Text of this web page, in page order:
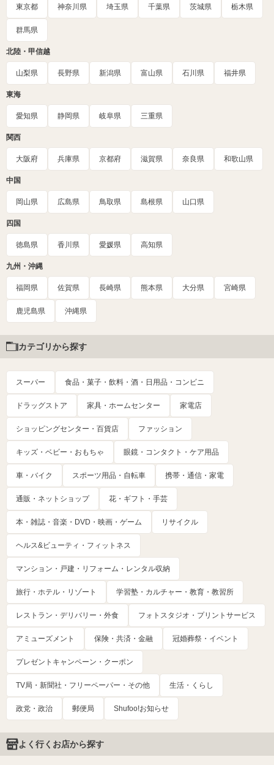
東京都 神奈川県 埼玉県 千葉県 茨城県 栃木県
群馬県
北陸・甲信越
山梨県 長野県 新潟県 富山県 石川県 福井県
東海
愛知県 静岡県 岐阜県 三重県
関西
大阪府 兵庫県 京都府 滋賀県 奈良県 和歌山県
中国
岡山県 広島県 鳥取県 島根県 山口県
四国
徳島県 香川県 愛媛県 高知県
九州・沖縄
福岡県 佐賀県 長崎県 熊本県 大分県 宮崎県
鹿児島県 沖縄県
カテゴリから探す
スーパー 食品・菓子・飲料・酒・日用品・コンビニ
ドラッグストア 家具・ホームセンター 家電店
ショッピングセンター・百貨店 ファッション
キッズ・ベビー・おもちゃ 眼鏡・コンタクト・ケア用品
車・バイク スポーツ用品・自転車 携帯・通信・家電
通販・ネットショップ 花・ギフト・手芸
本・雑誌・音楽・DVD・映画・ゲーム リサイクル
ヘルス&ビューティ・フィットネス
マンション・戸建・リフォーム・レンタル収納
旅行・ホテル・リゾート 学習塾・カルチャー・教育・教習所
レストラン・デリバリー・外食 フォトスタジオ・プリントサービス
アミューズメント 保険・共済・金融 冠婚葬祭・イベント
プレゼントキャンペーン・クーポン
TV局・新聞社・フリーペーパー・その他 生活・くらし
政党・政治 郵便局 Shufoo!お知らせ
よく行くお店から探す